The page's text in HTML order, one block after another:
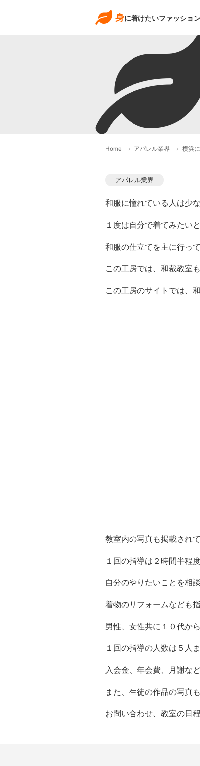
身に着けたいファッショ
Home アパレル業界 横浜
アパレル業界
和服に憧れている人は少
１度は自分で着てみたい
和服の仕立てを主に行っ
この工房では、和裁教室
この工房のサイトでは、
教室内の写真も掲載され
１回の指導は２時間半程
自分のやりたいことを相談
着物のリフォームなども
男性、女性共に１０代か
１回の指導の人数は５人
入会金、年会費、月謝な
また、生徒の作品の写真
お問い合わせ、教室の日